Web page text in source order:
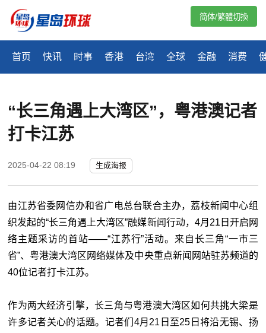
首页 快讯 时事 香港 台湾 全球 金融 消费
简体/繁體切換
“长三角遇上大湾区”，粤港澳记者
打卡江苏
2025-04-22 08:19 生成海报
由江苏省委网信办和省广电总台联合主办，荔枝新闻中心组
织发起的“长三角遇上大湾区”融媒新闻行动，4月21日开启网
络主题采访的首站——“江苏行”活动。来自长三角“一市三
省”、粤港澳大湾区网络媒体及中央重点新闻网站驻苏频道的
40位记者打卡江苏。
作为两大经济引擎，长三角与粤港澳大湾区如何共挑大梁是
许多记者关心的话题。记者们4月21日至25日将沿无锡、扬